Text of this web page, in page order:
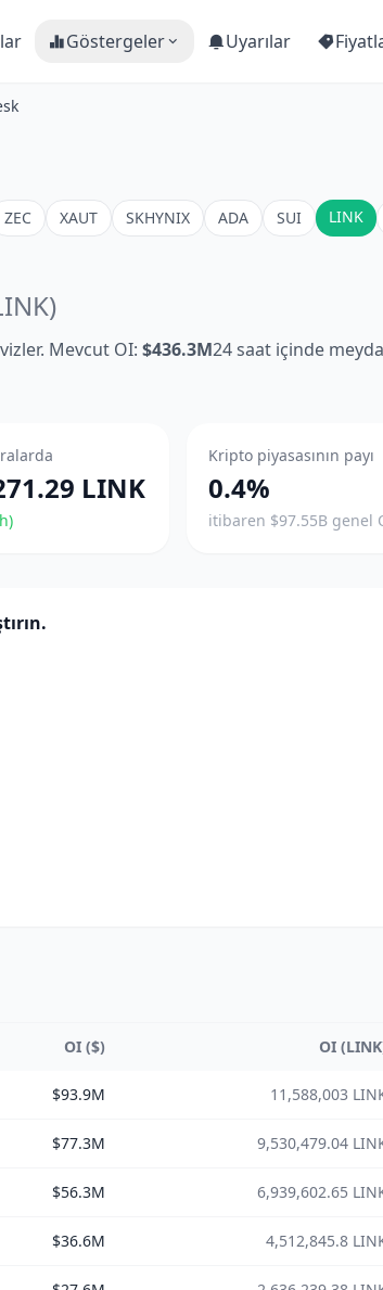
Göstergeler Uyarılar
ZEC XAUT SKHYNIX ADA SUI LINK
Mevcut OI: $436.3M24 saat içinde
LINK
Kripto piyasasının payı
0.4%
itibaren $97.55B genel
OI ($) OI
$93.9M 11,588,003
$77.3M 9,530,479.04
$56.3M 6,939,602.65
$36.6M 4,512,845.8